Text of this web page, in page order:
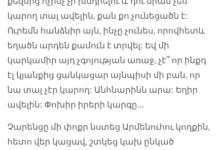
կարող տալ ավելին, քան քո չունեցածն է:
Ուրեմն հանձնիր այն, ինչը չունես, որովհետև
եղածն արդեն քամուն է տրվել: Եվ մի
կարկամիր այդ չգոյության առաջ, չէ՞ որ ինքդ
էլ կյանքից ցանկացար այնպիսի մի բան, որ
նա տալ չէր կարող: Անհնարինն արա: Եղիր
ավելին: Փոխիր իրերի կարգը…
Չարենցը մի փոքր նստեց Արմենուհու կողքին,
հետո վեր կացավ, շտկեց կախ ընկած